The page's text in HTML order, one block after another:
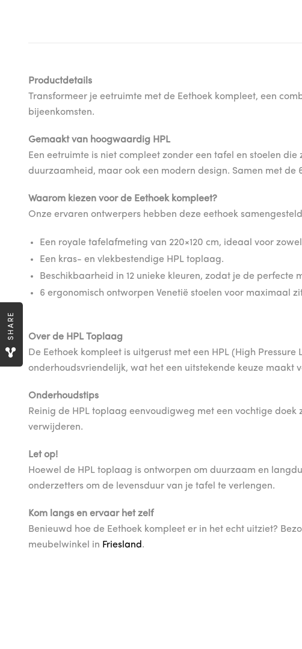
SHARE
Productdetails
Transformeer je eetruimte met de Eethoek kompleet, een
bijeenkomsten.
Gemaakt van hoogwaardig HPL
Een eetruimte is niet compleet zonder een tafel en stoelen
duurzaamheid, maar ook een modern design. Samen met de
Waarom kiezen voor de Eethoek kompleet?
Onze ervaren ontwerpers hebben deze eethoek
Een royale tafelafmeting van 220×120 cm, ideaal voor
Een kras- en vlekbestendige HPL toplaag.
Beschikbaarheid in 12 unieke kleuren, zodat je de perfecte
6 ergonomisch ontworpen Venetië stoelen voor maximaal
Over de HPL Toplaag
De Eethoek kompleet is uitgerust met een HPL (High
onderhoudsvriendelijk, wat het een uitstekende keuze maakt
Onderhoudstips
Reinig de HPL toplaag eenvoudigweg met een vochtige
verwijderen.
Let op!
Hoewel de HPL toplaag is ontworpen om duurzaam en
onderzetters om de levensduur van je tafel te verlengen.
Kom langs en ervaar het zelf
Benieuwd hoe de Eethoek kompleet er in het echt uitziet?
meubelwinkel in Friesland.